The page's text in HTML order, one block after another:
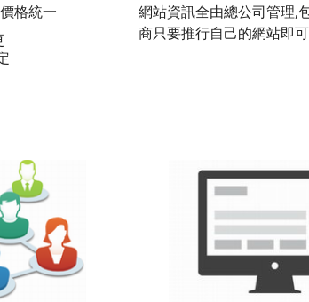
格統一
網站資訊全由總公司管理,
商只要推行自己的網站即